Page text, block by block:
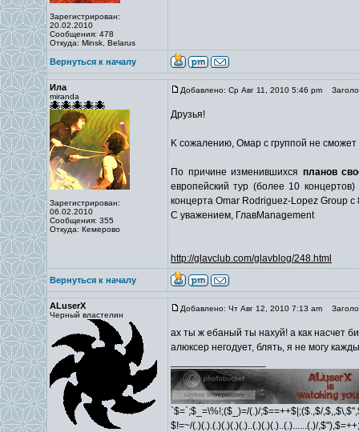
Зарегистрирован:
20.02.2010
Сообщения: 478
Откуда: Minsk, Belarus
Вернуться к началу
Ила
miranda
Зарегистрирован:
06.02.2010
Сообщения: 355
Откуда: Кемерово
Добавлено: Ср Авг 11, 2010 5:46 pm
Друзья!
K сожалению, Омар с группой не
По причине изменившихся планов
европейский тур (более 10
концерта Omar Rodriguez-Lopez Group
C уважением, ГлавManagement
http://glavclub.com/glavblog/248.html
Вернуться к началу
ALuserX
Черный властелин
Добавлено: Чт Авг 12, 2010 7:13 am
ах ты ж ебаный ты нахуй! а как насчет
алюксер негодует, блять, я не могу
`$=`;$_=\%!;($_)=/(.)/;$==++$|;($.,$/
$!=~/(.)(.).(.)(.)(.)(.)..(.)(.)(.)..(.)......(.)/